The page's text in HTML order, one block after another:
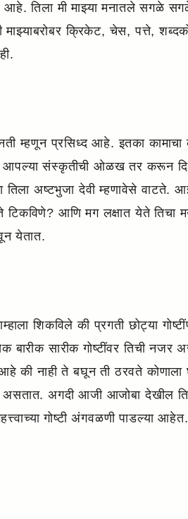
आहे. तिला मी माझ्या मनातले सगळे
क्रिकेट, चेस, पत्ते,
म्हणून प्रसिध्द आहे. इतका कामाचा
आपल्या संस्कृतीची ओळख तर करून
अष्टभुजा देवी म्हणावेसे वाटते.
आणि मग लक्षात येते तिचा
येतात.
शिकविले की प्रगती छोट्या
बारीक सारीक गोष्टींवर तिची नजर
की नाही ते बघून ती ठरवते कोणाला
असतात. अगदी आजी आजोबा देखील
गोष्टी अंगवळणी पाडल्या